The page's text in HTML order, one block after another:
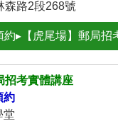
森路2段268號
約▸【虎尾場】郵局招
招考實體講座
約
堂